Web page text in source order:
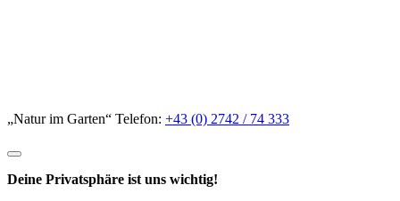
„Natur im Garten“ Telefon: +43 (0) 2742 / 74 333
Deine Privatsphäre ist uns wichtig!